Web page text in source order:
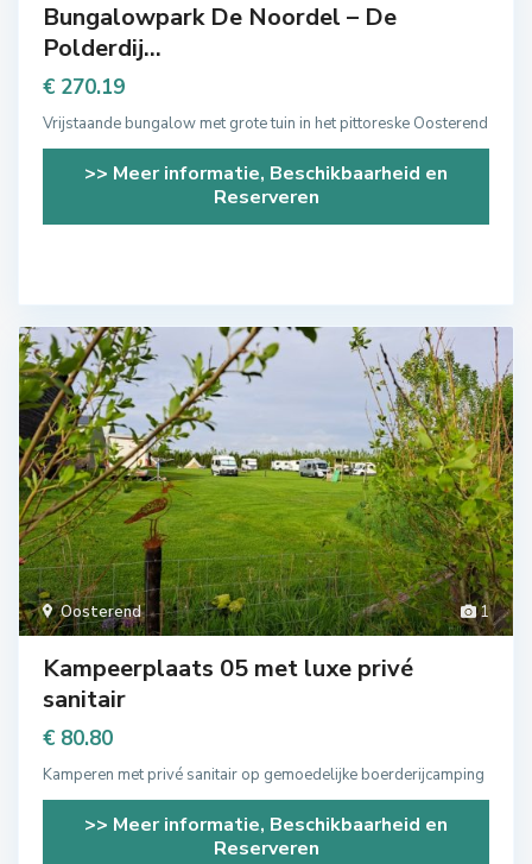
Bungalowpark De Noordel – De
Polderdij...
€ 270.19
Vrijstaande bungalow met grote tuin in het pittoreske Oosterend
>> Meer informatie, Beschikbaarheid en
Reserveren
1
Oosterend
Kampeerplaats 05 met luxe privé
sanitair
€ 80.80
Kamperen met privé sanitair op gemoedelijke boerderijcamping
>> Meer informatie, Beschikbaarheid en
Reserveren